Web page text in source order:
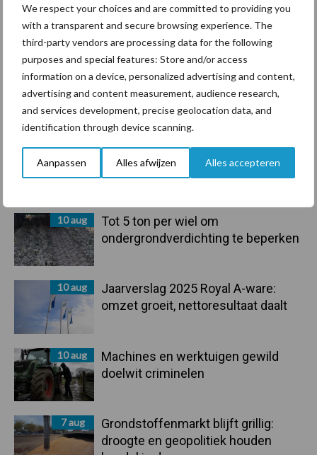
We respect your choices and are committed to providing you
with a transparent and secure browsing experience. The
third-party vendors are processing data for the following
purposes and special features: Store and/or access
information on a device, personalized advertising and content,
advertising and content measurement, audience research,
and services development, precise geolocation data, and
identification through device scanning.
Aanpassen Alles afwijzen Alles accepteren
Primaire
Recent nieuws Partner nieuws
10 aug
Tot 5 ton per wiel om
ondergrondverdichting te beperken
10 aug
Jaarverslag 2025 Royal A-ware:
omzet groeit, nettoresultaat daalt
10 aug
Machines en werktuigen gewild
doelwit criminelen
7 aug
Grondstoffenmarkt blijft grillig:
droogte en geopolitiek houden
Beregening Bijproducten
Toon meer